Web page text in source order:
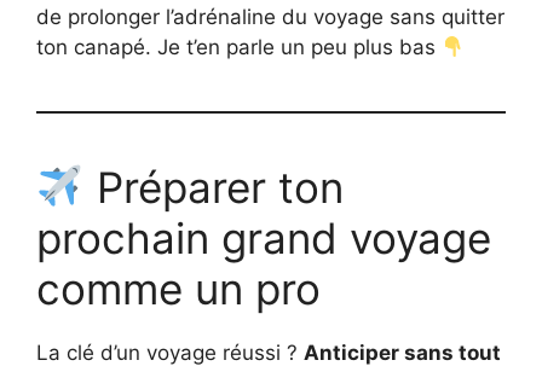
de prolonger l’adrénaline du voyage sans quitter
ton canapé. Je t’en parle un peu plus bas
Préparer ton
prochain grand voyage
comme un pro
La clé d’un voyage réussi ? Anticiper sans tout